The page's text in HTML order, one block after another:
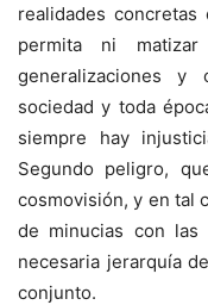
realidades
permita ni
generalizaciones y
sociedad y toda
siempre hay
Segundo peligro,
cosmovisión, y en tal
de minucias con
necesaria jerarquía
conjunto.